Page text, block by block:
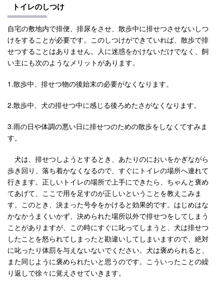
トイレのしつけ
自宅の敷地内で排便、排尿をさせ、散歩中に排せつさせないしつ
けをすることが必要です。このしつけができていれば、散歩で排
せつすることはありません。人に迷惑をかけないだけでなく、飼
い主にも次のようなメリットがあります。
1.散歩中、排せつ物の後始末の必要がなくなります。
2.散歩中、犬の排せつ中に感じる後ろめたさがなくなります。
3.雨の日や体調の悪い日に排せつのための散歩をしなくてすみま
す。
犬は、排せつしようとするとき、あたりのにおいをかぎながら
歩き回り、落ち着かなくなるので、すぐにトイレの場所へ連れて
行きます。正しいトイレの場所で上手にできたら、ちゃんと褒め
てあげて、ここで用を足すのが正しいということを教えこみま
す。このとき、決まった号令をかけると効果的です。はじめはな
かなかうまくいかず、決められた場所以外で排せつをしてしまう
ことがありますが、この時にすぐに叱ってしまうと、犬は排せつ
したことを怒られてしまったと勘違いしてしまいますので、絶対
に叱ったり体罰を与えないないでください。犬は褒められると、
また同じように褒められたいと思うのです。こういったことの繰
り返しで徐々に覚えさせていきます。